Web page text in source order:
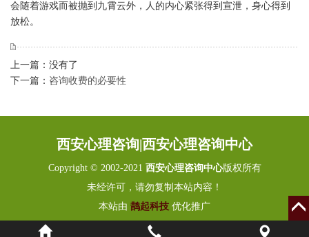
会随着游戏而被抛到九霄云外，人的内心紧张得到宣泄，身心得到
放松。
上一篇：没有了
下一篇： 咨询收费的必要性
西安心理咨询|西安心理咨询中心
Copyright © 2002-2021 西安心理咨询中心版权所有
未经许可，请勿复制本站内容！
本站由 鹊起科技 优化推广